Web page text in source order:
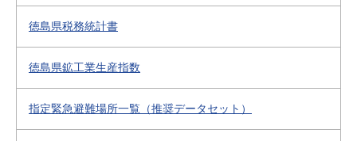
徳島県税務統計書
徳島県鉱工業生産指数
指定緊急避難場所一覧（推奨データセット）